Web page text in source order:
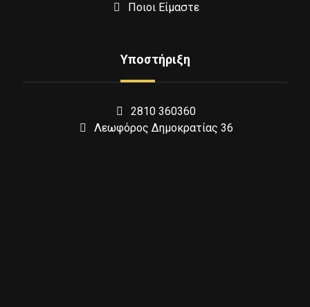
Ποιοι Είμαστε
Υποστήριξη
2810 360360
Λεωφόρος Δημοκρατίας 36